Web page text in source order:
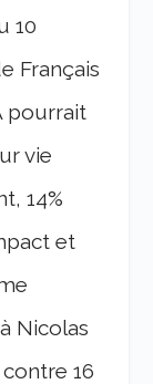
10
Français
pourrait
vie
14%
et
Nicolas
16